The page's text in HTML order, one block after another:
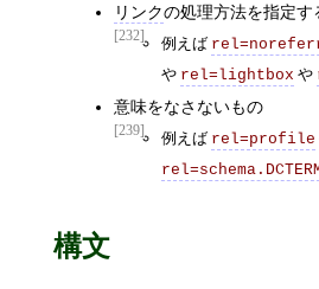
[232]
リンクの処理方法を指定す
例えば
や rel=lightbox や
[239]
意味をなさないもの
例えば rel=profile
構文